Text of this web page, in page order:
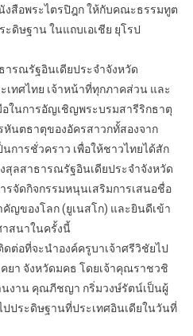
สือพระไตรปิฎก ให้กับคณะธรรมทูต
ดิษฐาน ในแถบเอเชีย ยุโรป
รณรัฐอินเดียประจำจังหวัด
ทศไทย เจ้าหน้าที่ทุกภาคส่วน และ
ในการอัญเชิญพระบรมสารีริกธาตุ
นตธาตุของอัครสาวกทั้สองจาก
การชั่วคราว เพื่อให้ชาวไทยได้สัก
สุลสาธารณรัฐอินเดียประจำจังหวัด
จัดกิจกรรมหนุนเสริมการเสนอชื่อ
ญของโลก (ยูเนสโก) และยินดีเข้า
าสนาในครั้งนี้
ต่อที่จะนำองค์ครูบาเจ้าศรีวิชัยไป
ยา จังหวัดมคธ โดยเจ้าคุณราชวชิ
งาน คุณภีชญา กริ่มวงษ์รัตน์เป็นผู้
ประดิษฐานที่ประเทศอินเดียในวันที่